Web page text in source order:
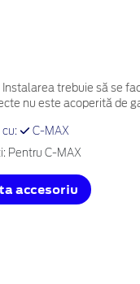
Instalarea trebuie să se
nu este acoperită de
C-MAX
Pentru C-MAX
accesoriu